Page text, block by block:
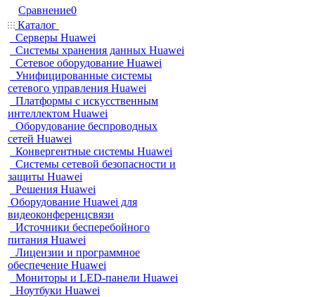
Сравнение0
Каталог
Серверы Huawei
Системы хранения данных Huawei
Сетевое оборудование Huawei
Унифицированные системы
сетевого управления Huawei
Платформы с искусственным
интеллектом Huawei
Оборудование беспроводных
сетей Huawei
Конвергентные системы Huawei
Системы сетевой безопасности и
защиты Huawei
Решения Huawei
Оборудование Huawei для
видеоконференцсвязи
Источники бесперебойного
питания Huawei
Лицензии и программное
обеспечение Huawei
Мониторы и LED-панели Huawei
Ноутбуки Huawei